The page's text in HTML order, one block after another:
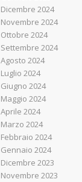
Dicembre 2024
Novembre 2024
Ottobre 2024
Settembre 2024
Agosto 2024
Luglio 2024
Giugno 2024
Maggio 2024
Aprile 2024
Marzo 2024
Febbraio 2024
Gennaio 2024
Dicembre 2023
Novembre 2023